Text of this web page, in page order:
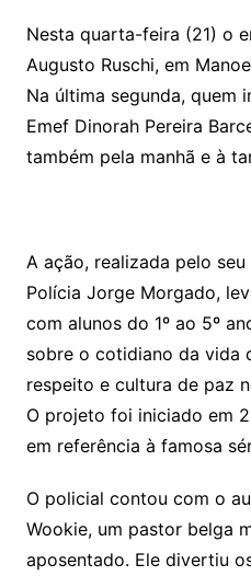
o
k
p
Nesta quarta-feira (21) o
Augusto Ruschi, em
Na última segunda, quem
Emef Dinorah Pereira
também pela manhã e à
A ação, realizada pelo
Polícia Jorge Morgado,
com alunos do 1º ao 5º
sobre o cotidiano da vida
respeito e cultura de paz
O projeto foi iniciado em
em referência à famosa
O policial contou com o
Wookie, um pastor belga
aposentado. Ele divertiu